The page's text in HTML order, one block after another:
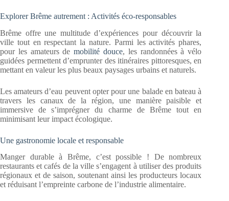
Explorer Brême autrement : Activités éco-responsables
Brême offre une multitude d’expériences pour découvrir la
ville tout en respectant la nature. Parmi les activités phares,
pour les amateurs demobilité douce, les randonnées à vélo
guidées permettent d’emprunter des itinéraires pittoresques, en
mettant en valeur les plus beaux paysages urbains et naturels.
Les amateurs d’eau peuvent opter pour une balade en bateau à
travers les canaux de la région, une manière paisible et
immersive de s’imprégner du charme de Brême tout en
minimisant leur impact écologique.
Une gastronomie locale et responsable
Manger durable à Brême, c’est possible ! De nombreux
restaurants et cafés de la ville s’engagent à utiliser des produits
régionaux et de saison, soutenant ainsi les producteurs locaux
et réduisant l’empreinte carbone de l’industrie alimentaire.